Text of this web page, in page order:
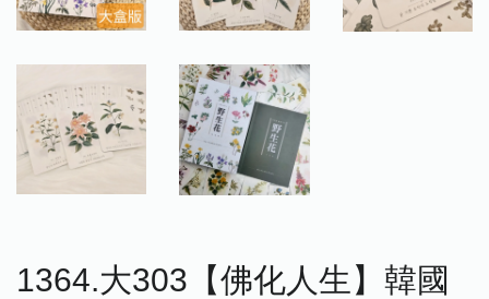
1364.大303【佛化人生】韓國